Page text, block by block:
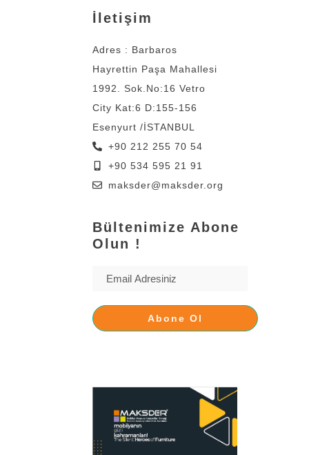
İletişim
Adres : Barbaros
Hayrettin Paşa Mahallesi
1992. Sok.No:16 Vetro
City Kat:6 D:155-156
Esenyurt /İSTANBUL
+90 212 255 70 54
+90 534 595 21 91
maksder@maksder.org
Bültenimize Abone
Olun !